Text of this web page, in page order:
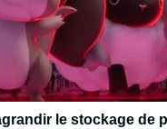
le stockage de